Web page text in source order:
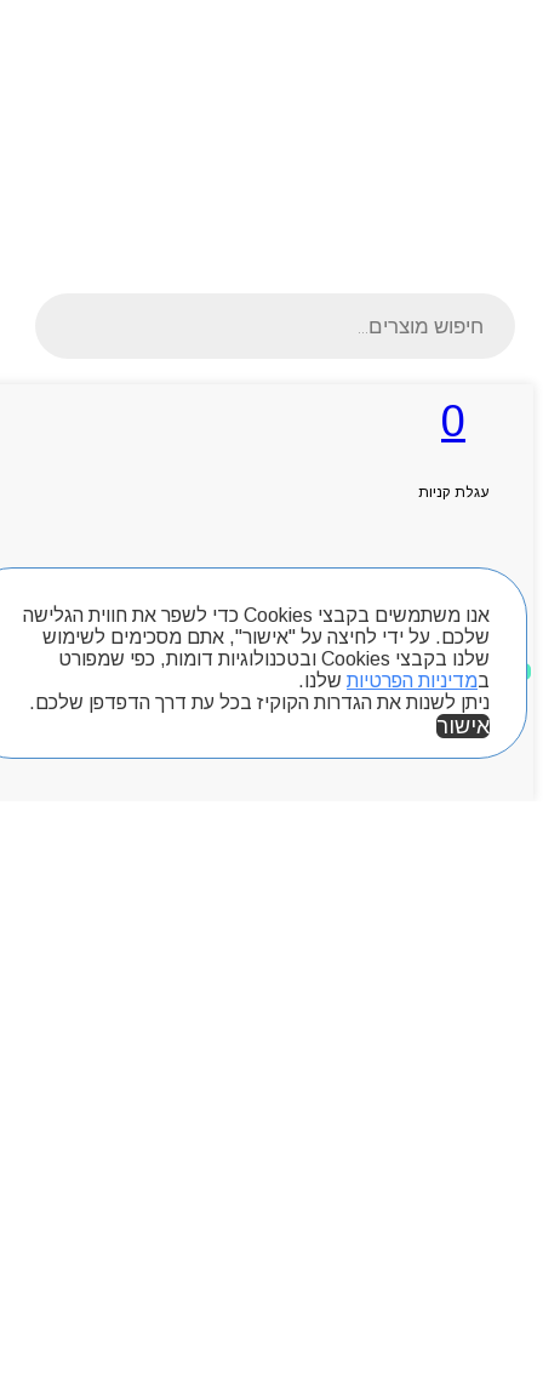
אנו משתמשים בקבצי Cookies כדי לשפר את חווית הגלישה
שלכם. על ידי לחיצה על "אישור", אתם מסכימים לשימוש
שלנו בקבצי Cookies ובטכנולוגיות דומות, כפי שמפורט
במדיניות הפרטיות שלנו.
ניתן לשנות את הגדרות הקוקיז בכל עת דרך הדפדפן שלכם.
אישור
0
עגלת קניות
חיפוש מוצרים
מוצרים שאהבתי
search
קטלוג מוצרים
מותגים